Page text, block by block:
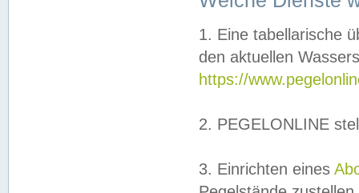
1. Eine tabellarische
den aktuellen
https://
2. PEGELONLINE
3. Einrichten eines